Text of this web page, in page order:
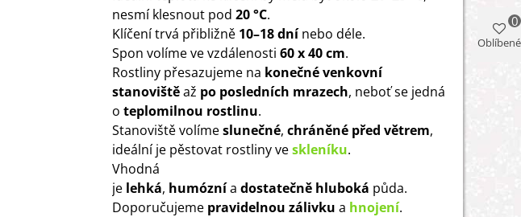
nesmí klesnout pod 20 °C.
Klíčení trvá přibližně 10–18 dnínebo déle.
Spon volíme ve vzdálenosti 60 x 40 cm.
Rostliny přesazujeme na konečné venkovní
stanovištěaž po posledních mrazech, neboť se jedná
o teplomilnou rostlinu.
Stanoviště volímeslunečné, chráněné před větrem,
ideální je pěstovat rostliny veskleníku.
Vhodná
je lehká, humóznía dostatečně hluboká půda.
Doporučujeme pravidelnou zálivku a hnojení.
Oblíbené
0